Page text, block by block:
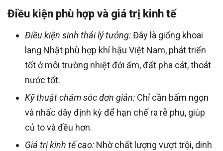
Điều kiện phù hợp và giá trị kinh tế
Điều kiện sinh thái lý tưởng:Đây là giống khoai
lang Nhật phù hợp khí hậu Việt Nam, phát triển
tốt ở môi trường nhiệt đới ẩm, đất pha cát, thoát
nước tốt.
Kỹ thuật chăm sóc đơn giản: Chỉ cần bấm ngọn
và nhấc dây định kỳ để hạn chế ra rễ phụ, giúp
củ to và đều hơn.
Giá trị kinh tế cao: Nhờ chất lượng vượt trội, dinh